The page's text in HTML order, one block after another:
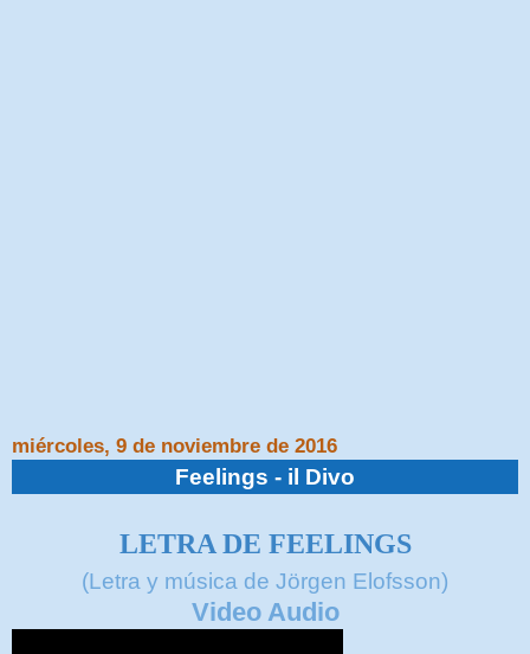
miércoles, 9 de noviembre de 2016
Feelings - il Divo
LETRA DE FEELINGS
(Letra y música de Jörgen Elofsson)
Video Audio